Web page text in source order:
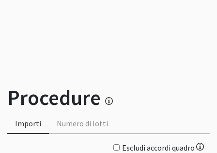
Procedure
Importi Numero di lotti
Escludi accordi quadro